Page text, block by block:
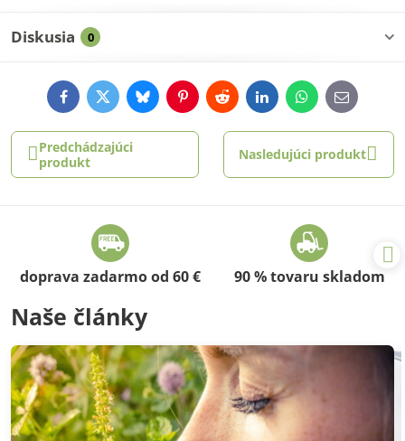
Diskusia 0
FacebookTwitterBlueskyPinterestRedditLinkedInWhatsApp
E-
mail
Predchádzajúci
produkt
Nasledujúci produkt
doprava zadarmo od 60 € 90 % tovaru skladom
Naše články